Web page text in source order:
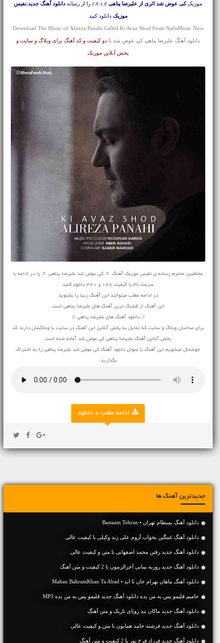
موزیککی عوض شد اثری از علیرضا پناهی♬♪♬♪ را از رسانه دانلود آهنگ جدید;نفیس
موزیک دانلود کنید
Download The Music of Alireza Panahi Called Ki Avaz Shod From NafisMusic Now
دانلود آهنگ علیرضا پناهی کی عوض شد با دو کیفیت و کد آهنگ برای وبلاگ و سایت و
پخش آنلاین موزیک
مخاطبین محترم رسانه ی نفیس موزیک آهنگ ♬ کی عوض شد علیرضا پناهی ♬ را در ادامه با
سرعت بالا با کیفیت 128 و 320 دانلود کنید
در ادامه مطلب میتوانید این آهنگ زیبا را بشنوید
این آهنگ از قشنگ ترین آهنگ های علیرضا پناهی است
♫ دانلود آهنگ های علیرضا پناهی ♫
برای صاحبان وبلاگ و سایت که تمایل به پخش آنلاین این آهنگ در سایت یا وبلاگشان دارند کد
پخش آنلاین آهنگ علیرضا پناهی کی عوض شد آماده شده است
خوشحال میشویم این آهنگ با عنوان دانلود آهنگ کی عوض شد علیرضا پناهی را به اشتراک
بگذارید.
ادامه مطلب + دانلود
جدیدترین آهنگ ها
دانلود آهنگ بسطام تهران • Bastaam Tehran
دانلود آهنگ غمگین بخواب آروم علی زند وکیلی با کیفیت عالی
دانلود آهنگ جديد رفتن محمد اصفهانی با متن و کیفیت عالی
دانلود آهنگ جديد روزبه بمانی آخرالزمون با 2 کیفیت و متن آهنگ
دانلود آهنگ ماهان بهرام خان تا ابد • Mahan BahramKhan Ta Abad
حامیم قلبمو پس به من بده دانلود آهنگ جدید قلبمو پس به من بده MP3
دانلود آهنگ جديد ماکان بند رویای تاریک و متن آهنگ
دانلود آهنگ جديد فرشته حامد همایون با متن و کیفیت عالی
دانلود آهنگ جديد فرزاد فرخ نور با 2 کیفیت و متن آهنگ